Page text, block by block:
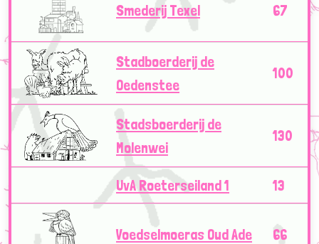
Smederij Texel 67
Stadboerderij de
Oedenstee
100
Stadsboerderij de
Molenwei
130
UvA Roeterseiland 1 13
Voedselmoeras Oud Ade 66